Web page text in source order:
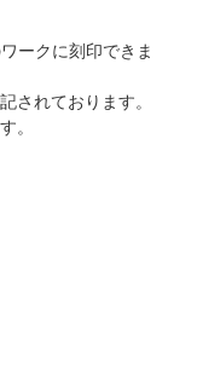
ークに刻印できま
されております。
。